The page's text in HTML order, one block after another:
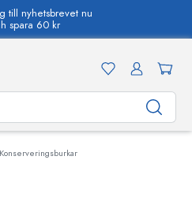
till nyhetsbrevet nu
spara 60 kr
Konserveringsburkar